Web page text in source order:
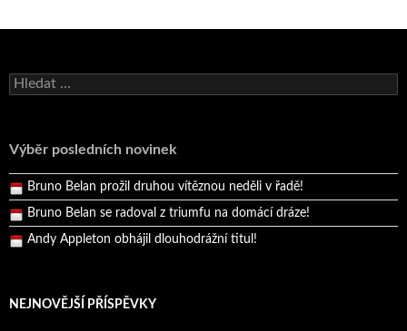
Vyhledávání
Výběr posledních novinek
Bruno Belan se radoval z triumfu na domácí dráze!
Pražský přebor neskrblil překvapeními!
Bruno Belan prožil druhou vítěznou neděli v řadě!
Bruno Belan se radoval z triumfu na domácí dráze!
Andy Appleton obhájil dlouhodrážní titul!
NEJNOVĚJŠÍ PŘÍSPĚVKY